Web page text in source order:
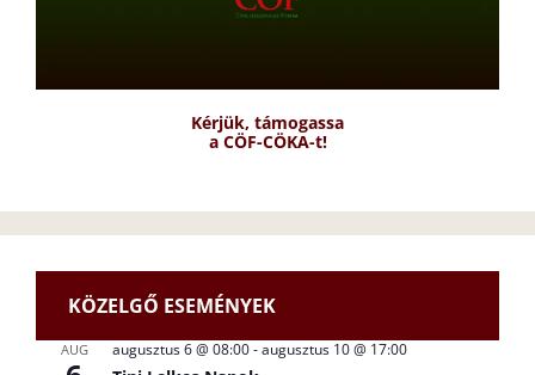
Kérjük, támogassa
a CÖF-CÖKA-t!
KÖZELGŐ ESEMÉNYEK
AUG augusztus 6 @ 08:00-augusztus 10 @ 17:00